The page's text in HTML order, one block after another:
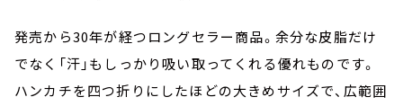
発売から30年が経つロングセラー商品。余分な皮脂だけ
でなく「汗」もしっかり吸い取ってくれる優れものです。
ハンカチを四つ折りにしたほどの大きめサイズで、広範囲